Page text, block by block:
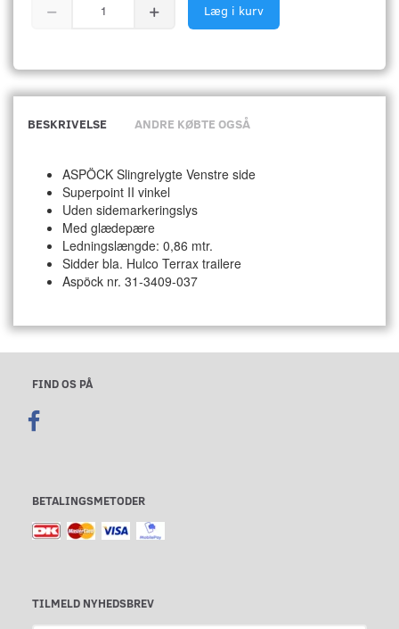
Læg i kurv
BESKRIVELSE ANDRE KØBTE OGSÅ
ASPÖCK Slingrelygte Venstre side
Superpoint II vinkel
Uden sidemarkeringslys
Med glædepære
Ledningslængde: 0,86 mtr.
Sidder bla. Hulco Terrax trailere
Aspöck nr. 31-3409-037
FIND OS PÅ
BETALINGSMETODER
TILMELD NYHEDSBREV